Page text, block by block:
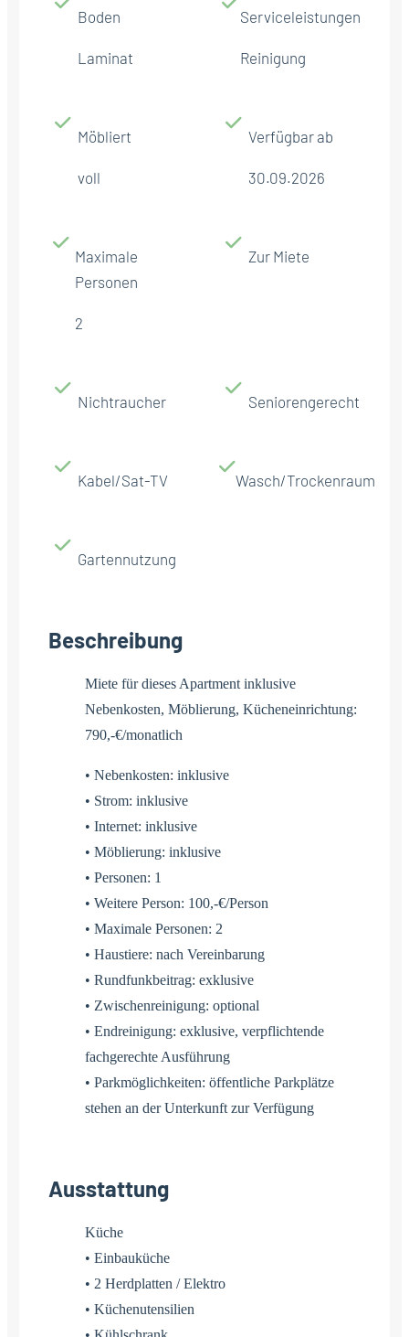
Boden
Laminat
Serviceleistungen
Reinigung
Möbliert
voll
Verfügbar ab
30.09.2026
Maximale
Personen
2
Zur Miete
Nichtraucher Seniorengerecht
Kabel/Sat-TV Wasch/Trockenraum
Gartennutzung
Beschreibung
Miete für dieses Apartment inklusive
Nebenkosten, Möblierung, Kücheneinrichtung:
790,-€/monatlich
• Nebenkosten: inklusive
• Strom: inklusive
• Internet: inklusive
• Möblierung: inklusive
• Personen: 1
• Weitere Person: 100,-€/Person
• Maximale Personen: 2
• Haustiere: nach Vereinbarung
• Rundfunkbeitrag: exklusive
• Zwischenreinigung: optional
• Endreinigung: exklusive, verpflichtende
fachgerechte Ausführung
• Parkmöglichkeiten: öffentliche Parkplätze
stehen an der Unterkunft zur Verfügung
Ausstattung
Küche
• Einbauküche
• 2 Herdplatten / Elektro
• Küchenutensilien